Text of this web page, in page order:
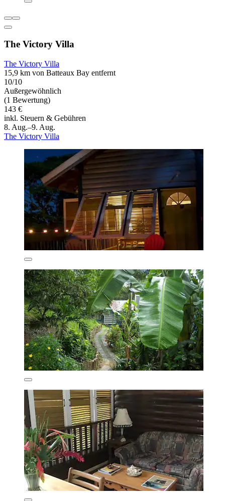
The Victory Villa
The Victory Villa
15,9 km von Batteaux Bay entfernt
10/10
Außergewöhnlich
(1 Bewertung)
143 €
inkl. Steuern & Gebühren
8. Aug.–9. Aug.
The Victory Villa